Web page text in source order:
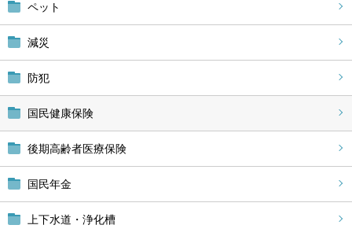
ペット
減災
防犯
国民健康保険
後期高齢者医療保険
国民年金
上下水道・浄化槽